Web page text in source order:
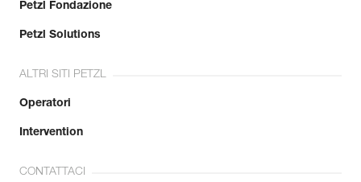
Petzl Fondazione
Petzl Solutions
ALTRI SITI PETZL
Operatori
Intervention
CONTATTACI